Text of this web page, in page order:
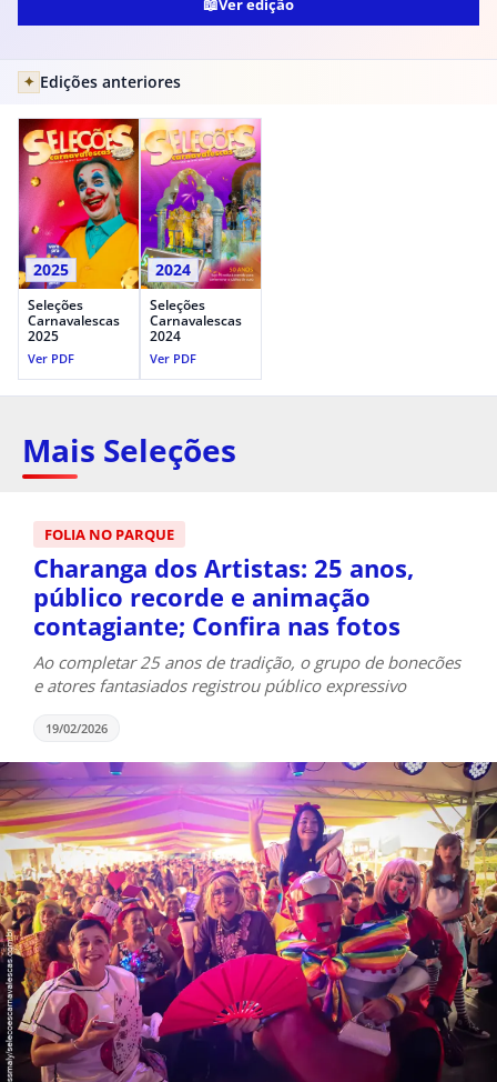
Ver edição
✦ Edições anteriores
2025
Seleções
Carnavalescas
2025
Ver PDF
2024
Seleções
Carnavalescas
2024
Ver PDF
Mais Seleções
FOLIA NO PARQUE
Charanga dos Artistas: 25 anos,
público recorde e animação
contagiante; Confira nas fotos
Ao completar 25 anos de tradição, o grupo de bonecões
e atores fantasiados registrou público expressivo
19/02/2026